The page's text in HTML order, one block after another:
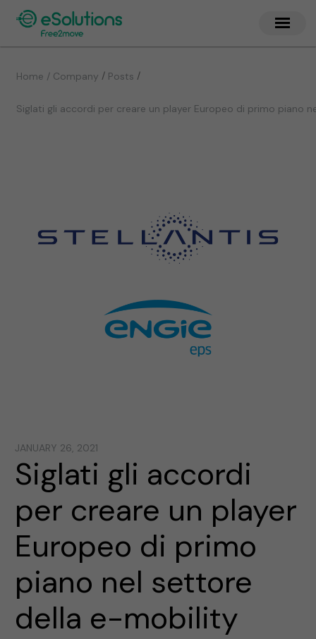
Home / Company / Posts /
Siglati gli accordi per creare un player Europeo di primo piano
JANUARY 26, 2021
Siglati gli accordi
per creare un player
Europeo di primo
piano nel settore
della e-mobility